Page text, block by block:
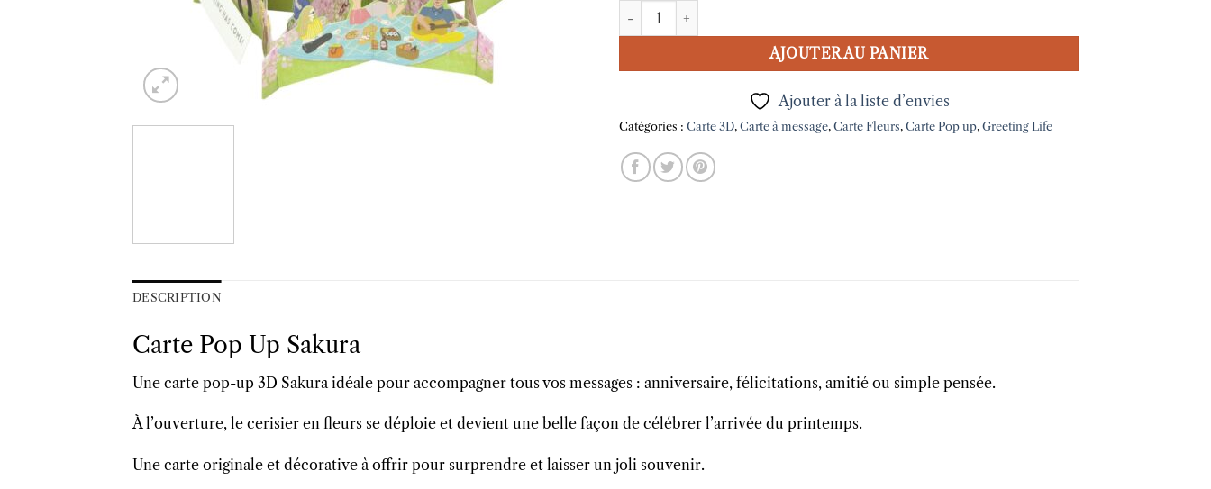
quantité de Carte Pop Up Sakura
AJOUTER AU PANIER
Ajouter à la liste d’envies
Catégories : Carte 3D, Carte à message, Carte Fleurs, Carte Pop up, Greeting Life
DESCRIPTION
Carte Pop Up Sakura
Une carte pop-up 3D Sakura idéale pour accompagner tous vos messages : anniversaire, félicitations, amitié ou simple pensée.
À l’ouverture, le cerisier en fleurs se déploie et devient une belle façon de célébrer l’arrivée du printemps.
Une carte originale et décorative à offrir pour surprendre et laisser un joli souvenir.